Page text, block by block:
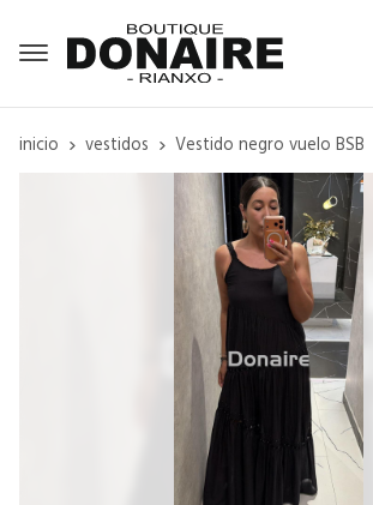
inicio vestidos Vestido negro vuelo BSB